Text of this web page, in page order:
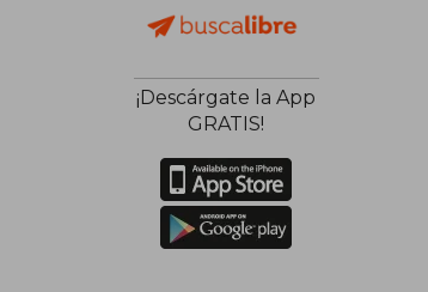
¡Descárgate la App
GRATIS!